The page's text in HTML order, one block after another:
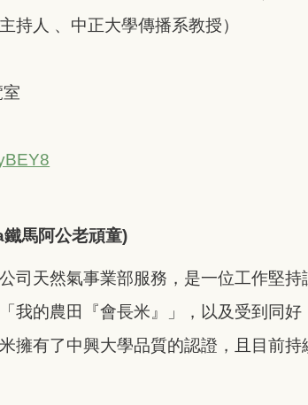
持人 、中正大學傳播系教授）
馬阿公老頑童)
司天然氣事業部服務，是一位工作堅持
我的農田『會長米』」，以及受到同
擁有了中興大學品質的認證，且目前